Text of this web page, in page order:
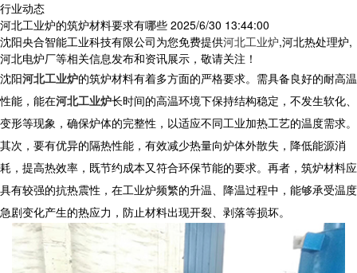
行业动态
河北工业炉的筑炉材料要求有哪些 2025/6/30 13:44:00
沈阳央合智能工业科技有限公司为您免费提供河北工业炉,河北热处理炉,
河北电炉厂等相关信息发布和资讯展示，敬请关注！
沈阳河北工业炉的筑炉材料有着多方面的严格要求。需具备良好的耐高温
性能，能在河北工业炉长时间的高温环境下保持结构稳定，不发生软化、
变形等现象，确保炉体的完整性，以适应不同工业加热工艺的温度需求。
其次，要有优异的隔热性能，有效减少热量向炉体外散失，降低能源消
耗，提高热效率，既节约成本又符合环保节能的要求。再者，筑炉材料应
具有较强的抗热震性，在工业炉频繁的升温、降温过程中，能够承受温度
急剧变化产生的热应力，防止材料出现开裂、剥落等损坏。